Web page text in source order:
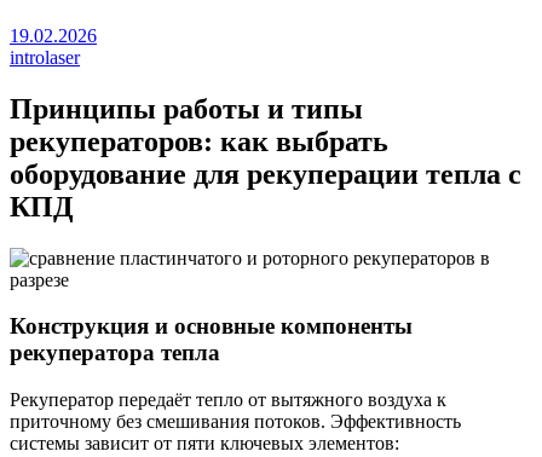
19.02.2026
introlaser
Принципы работы и типы
рекуператоров: как выбрать
оборудование для рекуперации тепла с
КПД
Конструкция и основные компоненты
рекуператора тепла
Рекуператор передаёт тепло от вытяжного воздуха к
приточному без смешивания потоков. Эффективность
системы зависит от пяти ключевых элементов: